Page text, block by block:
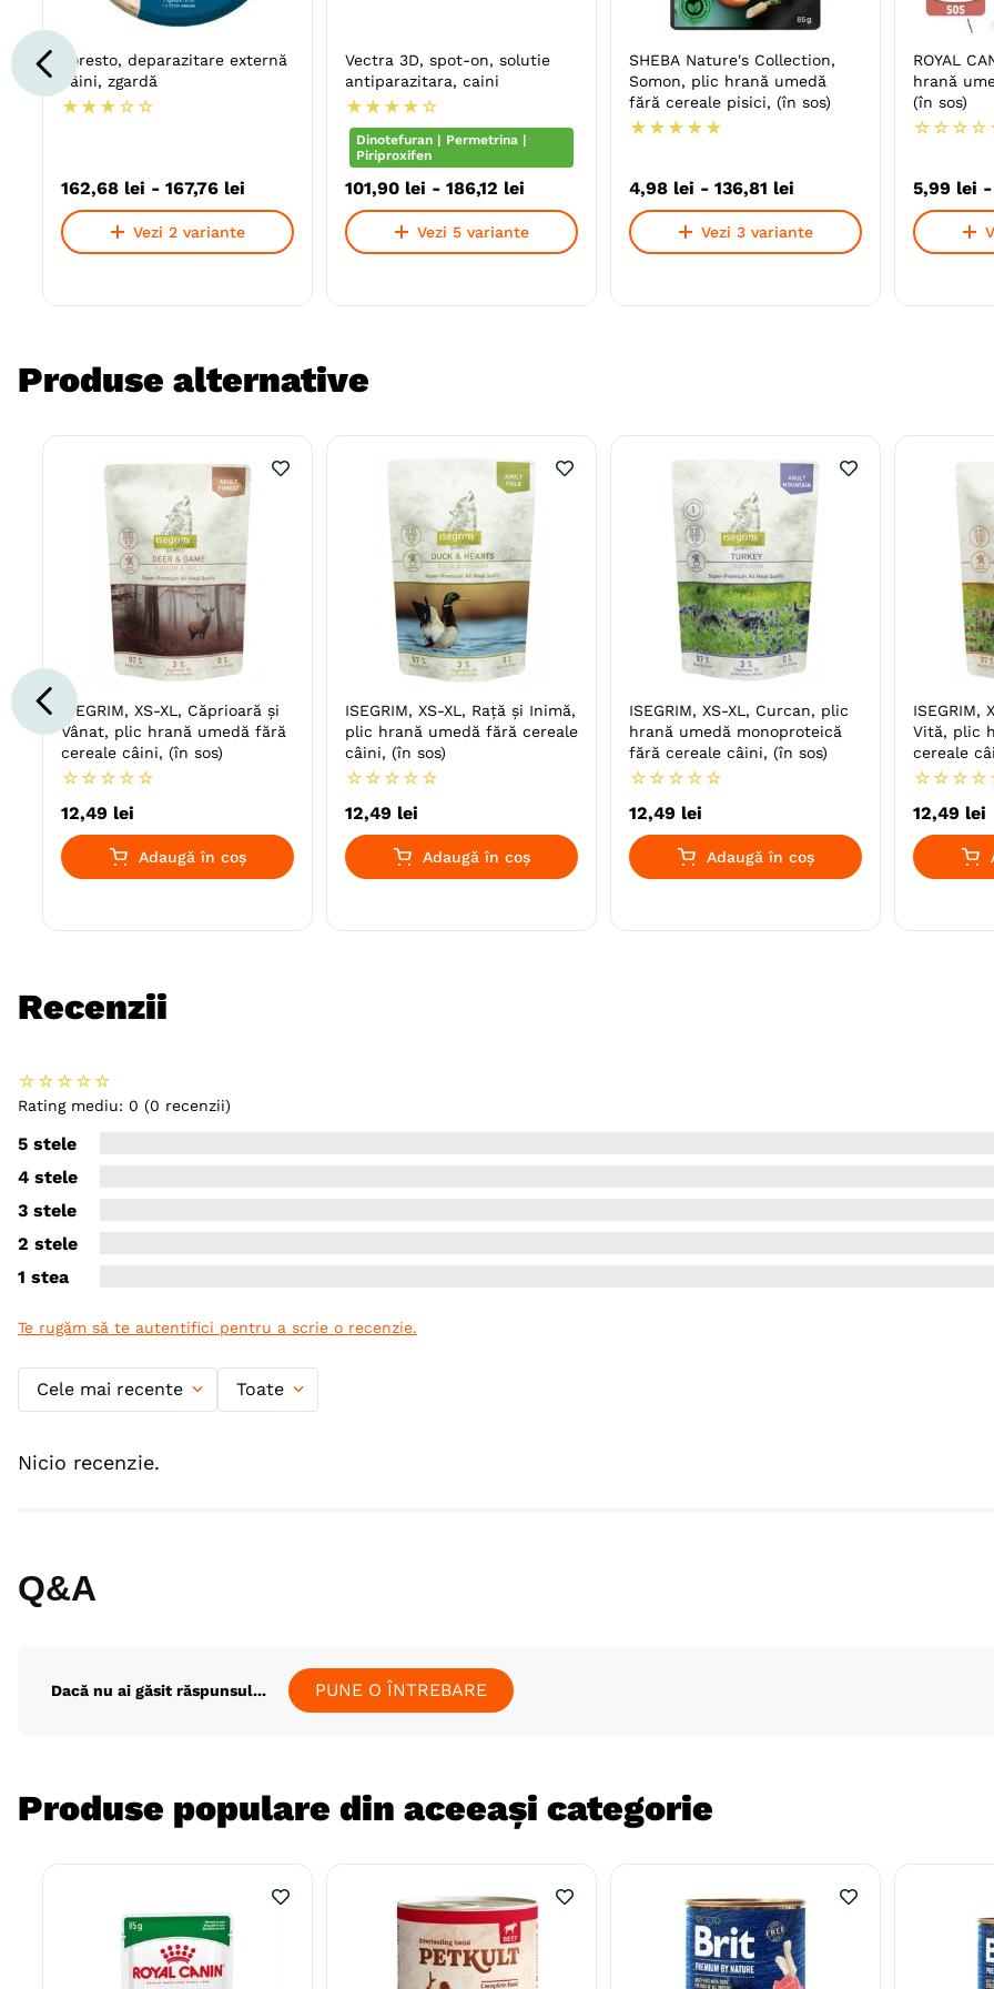
Foresto, deparazitare externă
câini, zgardă
★ ★ ★ ☆ ☆
162,68 lei - 167,76 lei
Vezi 2 variante
Vectra 3D, spot-on, solutie
antiparazitara, caini
★ ★ ★ ★ ☆
Dinotefuran | Permetrina |
Piriproxifen
101,90 lei - 186,12 lei
Vezi 5 variante
SHEBA Nature's Collection,
Somon, plic hrană umedă
fără cereale pisici, (în sos)
★ ★ ★ ★ ★
4,98 lei - 136,81 lei
Vezi 3 variante
ROYAL
hrană
(în sos)
☆ ☆ ☆ ☆
5,99 lei -
Produse alternative
ISEGRIM, XS-XL, Căprioară și
Vânat, plic hrană umedă fără
cereale câini, (în sos)
☆ ☆ ☆ ☆ ☆
12,49 lei
Adaugă în coș
ISEGRIM, XS-XL, Rață și Inimă,
plic hrană umedă fără cereale
câini, (în sos)
☆ ☆ ☆ ☆ ☆
12,49 lei
Adaugă în coș
ISEGRIM, XS-XL, Curcan, plic
hrană umedă monoproteică
fără cereale câini, (în sos)
☆ ☆ ☆ ☆ ☆
12,49 lei
Adaugă în coș
ISEGRIM,
Vită, plic
cereale
☆ ☆ ☆ ☆
12,49 lei
Recenzii
☆ ☆ ☆ ☆ ☆
Rating mediu: 0 (0 recenzii)
5 stele
4 stele
3 stele
2 stele
1 stea
Te rugăm să te autentifici pentru a scrie o recenzie.
Cele mai recente Toate
Nicio recenzie.
Q&A
Dacă nu ai găsit răspunsul... PUNE O ÎNTREBARE
Produse populare din aceeași categorie